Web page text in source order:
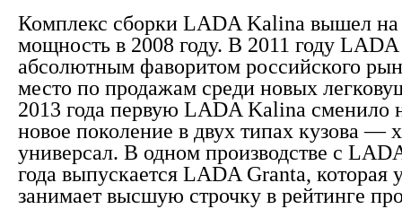
Комплекс сборки LADA Kalina вышел
мощность в 2008 году. В 2011 году
абсолютным фаворитом российского
место по продажам среди новых
2013 года первую LADA Kalina сменило
новое поколение в двух типах кузова —
универсал. В одном производстве с
года выпускается LADA Granta, которая
занимает высшую строчку в рейтинге